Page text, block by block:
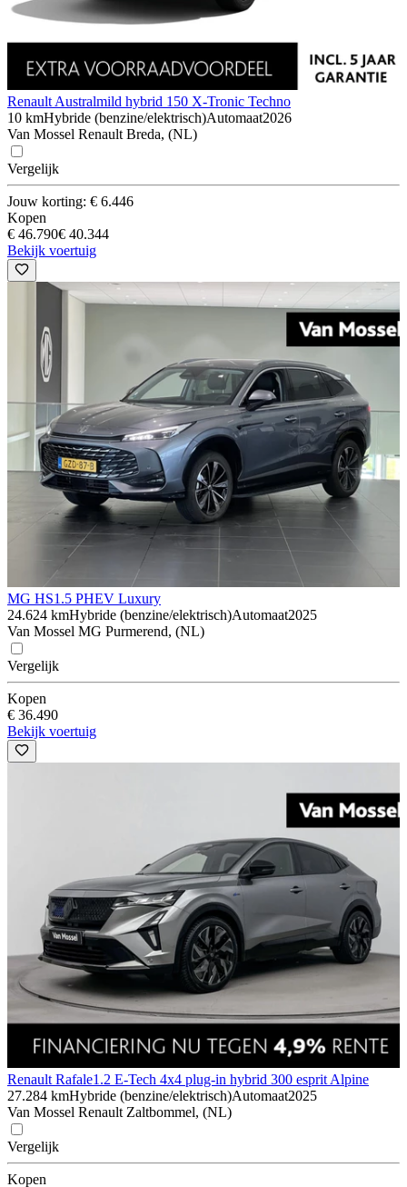
Renault Australmild hybrid 150 X-Tronic Techno
10 kmHybride (benzine/elektrisch)Automaat2026
Van Mossel Renault Breda, (NL)
Vergelijk
Jouw korting: € 6.446
Kopen
€ 46.790€ 40.344
Bekijk voertuig
MG HS1.5 PHEV Luxury
24.624 kmHybride (benzine/elektrisch)Automaat2025
Van Mossel MG Purmerend, (NL)
Vergelijk
Kopen
€ 36.490
Bekijk voertuig
Renault Rafale1.2 E-Tech 4x4 plug-in hybrid 300 esprit Alpine
27.284 kmHybride (benzine/elektrisch)Automaat2025
Van Mossel Renault Zaltbommel, (NL)
Vergelijk
Kopen